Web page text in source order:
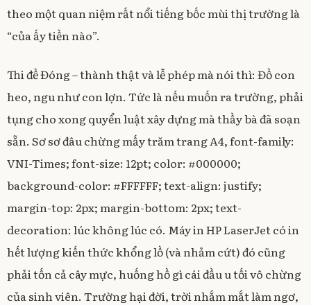
theo một quan niệm rất nổi tiếng bốc mùi thị trường là
“của ấy tiền nào”.
Thi đề Đóng – thành thật và lễ phép mà nói thì: Đồ con
heo, ngu như con lợn. Tức là nếu muốn ra trường, phải
tụng cho xong quyển luật xây dựng mà thầy bà đã soạn
sẵn. Sơ sơ đâu chừng mấy trăm trang A4, font-family:
VNI-Times; font-size: 12pt; color: #000000;
background-color: #FFFFFF; text-align: justify;
margin-top: 2px; margin-bottom: 2px; text-
decoration: lúc không lúc có. Máy in HP LaserJet có in
hết lượng kiến thức khổng lồ (và nhảm cứt) đó cũng
phải tốn cả cây mực, huống hồ gì cái đầu u tối vô chừng
của sinh viên. Trường hại đời, trời nhắm mắt làm ngơ,